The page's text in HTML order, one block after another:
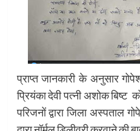
प्राप्त जानकारी के अनुसार
प्रियंका देवी पत्नी अशोक
परिजनों द्वारा जिला अस्पताल